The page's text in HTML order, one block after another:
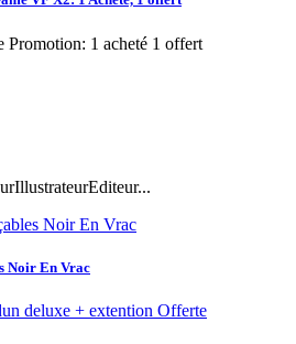
Promotion: 1 acheté 1 offert
Noir En Vrac